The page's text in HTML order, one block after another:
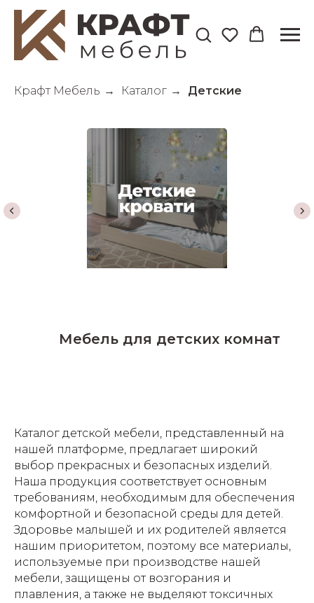
Крафт Мебель → Каталог → Детские
Мебель для детских комнат
Каталог детской мебели, представленный на
нашей платформе, предлагает широкий
выбор прекрасных и безопасных изделий.
Наша продукция соответствует основным
требованиям, необходимым для обеспечения
комфортной и безопасной среды для детей.
Здоровье малышей и их родителей является
нашим приоритетом, поэтому все материалы,
используемые при производстве нашей
мебели, защищены от возгорания и
плавления, а также не выделяют токсичных